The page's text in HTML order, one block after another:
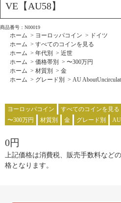
VE【AU58】
商品番号：N00019
ホーム > ヨーロッパコイン > ドイツ
ホーム > すべてのコインを見る
ホーム > 年代別 > 近世
ホーム > 価格帯別 > 〜300万円
ホーム > 材質別 > 金
ホーム > グレード別 > AU
ヨーロッパコイン すべてのコインを見る
〜300万円
材質別 金 グレード別
0円
上記価格は消費税、販売手数料など
格となります。